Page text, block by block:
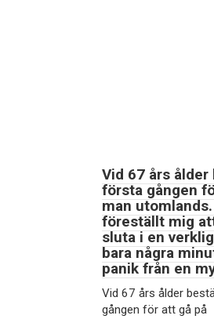
Vid 67 års
första gången
man
föreställt mig
sluta i en
bara några
panik från en
Vid 67 års ålder
gången för att gå på